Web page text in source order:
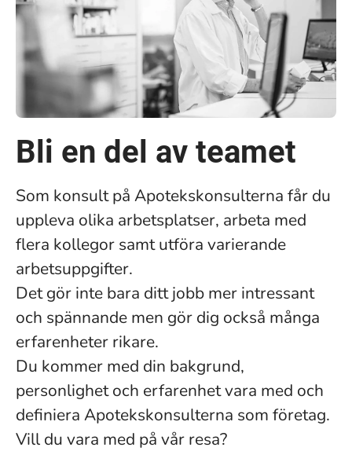
Bli en del av teamet
Som konsult på Apotekskonsulterna får du
uppleva olika arbetsplatser, arbeta med
flera kollegor samt utföra varierande
arbetsuppgifter.
Det gör inte bara ditt jobb mer intressant
och spännande men gör dig också många
erfarenheter rikare.
Du kommer med din bakgrund,
personlighet och erfarenhet vara med och
definiera Apotekskonsulterna som företag.
Vill du vara med på vår resa?